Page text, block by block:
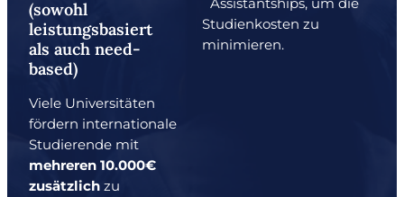
(sowohl
leistungsbasiert
als auch need-
based)
Viele Universitäten
fördern internationale
Studierende mit
mehreren 10.000€
zusätzlich zu
Studienkosten zu
minimieren.